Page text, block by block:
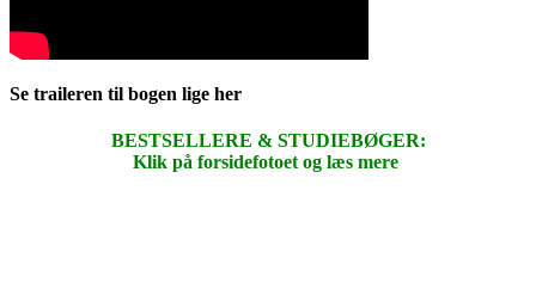
Se traileren til bogen lige her
BESTSELLERE & STUDIEBØGER:
Klik på forsidefotoet og læs mere